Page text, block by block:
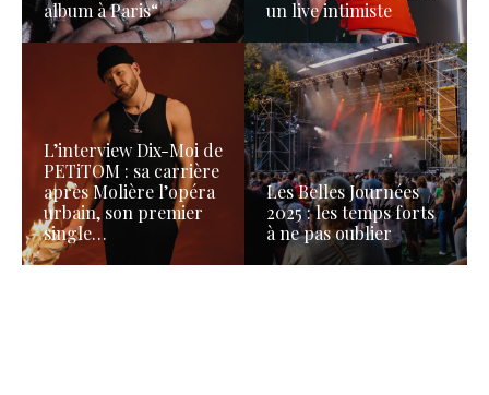
album à Paris“
un live intimiste
L’interview Dix-Moi de
PETiTOM : sa carrière
après Molière l’opéra
urbain, son premier
single…
Les Belles Journées
2025 : les temps forts
à ne pas oublier